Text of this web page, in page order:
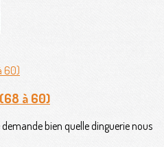
à 60)
bien quelle dinguerie nous